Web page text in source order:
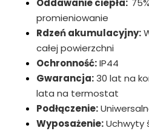
promieniowanie
Rdzeń akumulacyjny:
całej powierzchni
Ochronność:IP44
Gwarancja:30 lat na
lata na termostat
Podłączenie:
Wyposażenie:Uchwyty